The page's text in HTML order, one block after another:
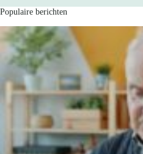
Populaire berichten